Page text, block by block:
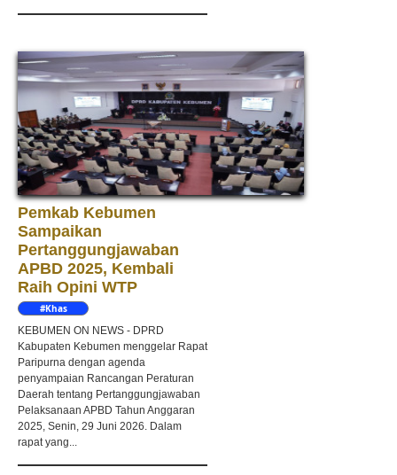
Pemkab Kebumen
Sampaikan
Pertanggungjawaban
APBD 2025, Kembali
Raih Opini WTP
#Khas
KEBUMEN ON NEWS - DPRD
Kabupaten Kebumen menggelar Rapat
Paripurna dengan agenda
penyampaian Rancangan Peraturan
Daerah tentang Pertanggungjawaban
Pelaksanaan APBD Tahun Anggaran
2025, Senin, 29 Juni 2026. Dalam
rapat yang...